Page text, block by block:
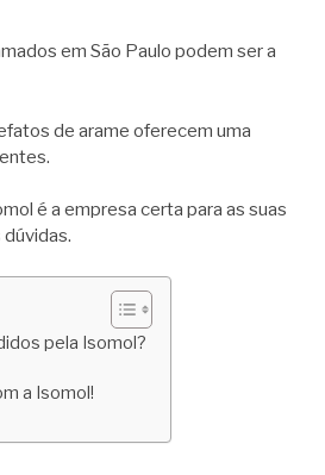
em São Paulo podem ser a
de arame oferecem uma
é a empresa certa para as suas
pela Isomol?
a Isomol!